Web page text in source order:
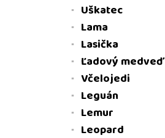
Uškatec
Lama
Lasička
Ľadový medveď
Včelojedi
Leguán
Lemur
Leopard